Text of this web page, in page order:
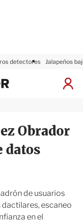
detectores Jalapeños
I
a
x
i
o
r
Obrador
datos
de usuarios
escaneo
en el